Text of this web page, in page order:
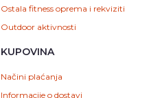
Ostala fitness oprema i rekviziti
Outdoor aktivnosti
KUPOVINA
Načini plaćanja
Informacije o dostavi